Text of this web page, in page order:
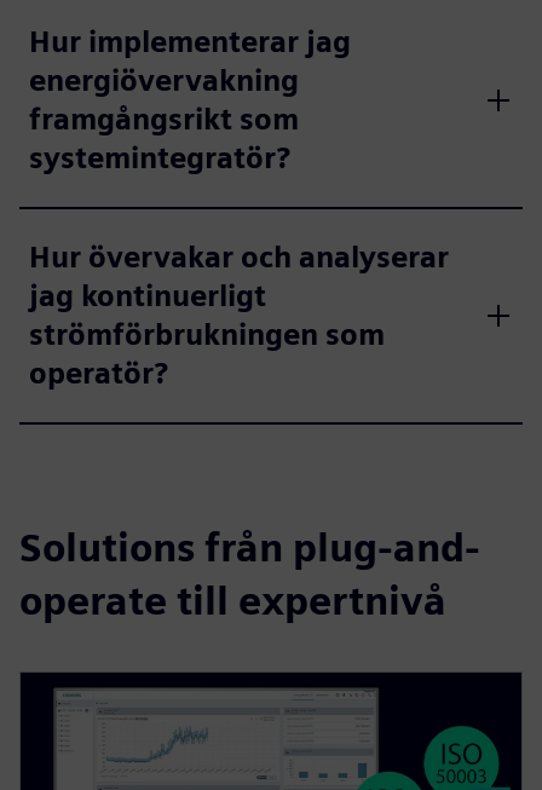
Hur implementerar jag
energiövervakning
framgångsrikt som
systemintegratör?
Hur övervakar och analyserar
jag kontinuerligt
strömförbrukningen som
operatör?
Solutions från plug-and-
operate till expertnivå